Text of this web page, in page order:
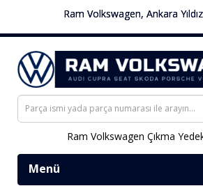
Ram Volkswagen, Ankara
Ram Volkswagen Çıkma
Menü